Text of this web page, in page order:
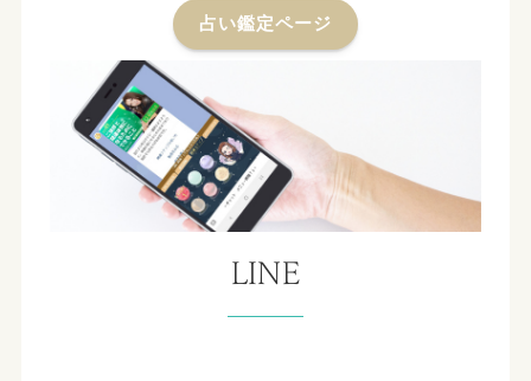
占い鑑定ページ
LINE